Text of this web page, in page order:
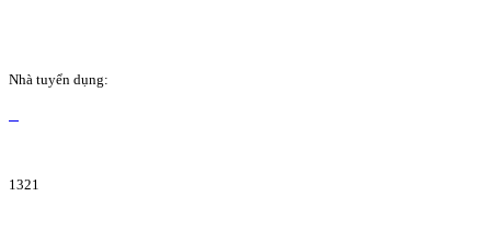
Nhà tuyển dụng:
1321